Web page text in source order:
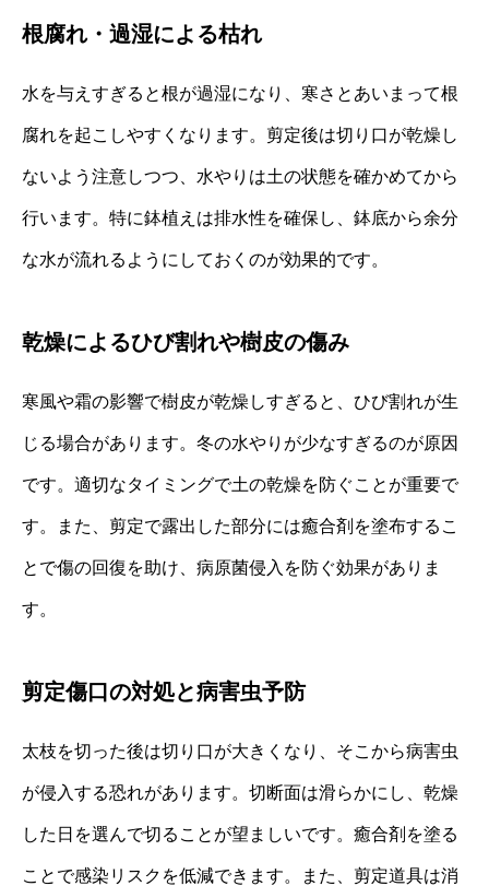
根腐れ・過湿による枯れ
水を与えすぎると根が過湿になり、寒さとあいまって根
腐れを起こしやすくなります。剪定後は切り口が乾燥し
ないよう注意しつつ、水やりは土の状態を確かめてから
行います。特に鉢植えは排水性を確保し、鉢底から余分
な水が流れるようにしておくのが効果的です。
乾燥によるひび割れや樹皮の傷み
寒風や霜の影響で樹皮が乾燥しすぎると、ひび割れが生
じる場合があります。冬の水やりが少なすぎるのが原因
です。適切なタイミングで土の乾燥を防ぐことが重要で
す。また、剪定で露出した部分には癒合剤を塗布するこ
とで傷の回復を助け、病原菌侵入を防ぐ効果がありま
す。
剪定傷口の対処と病害虫予防
太枝を切った後は切り口が大きくなり、そこから病害虫
が侵入する恐れがあります。切断面は滑らかにし、乾燥
した日を選んで切ることが望ましいです。癒合剤を塗る
ことで感染リスクを低減できます。また、剪定道具は消